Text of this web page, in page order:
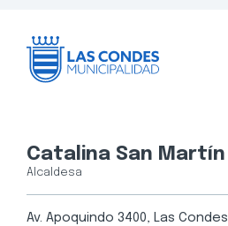
Catalina San Martín
Alcaldesa
Av. Apoquindo 3400, Las